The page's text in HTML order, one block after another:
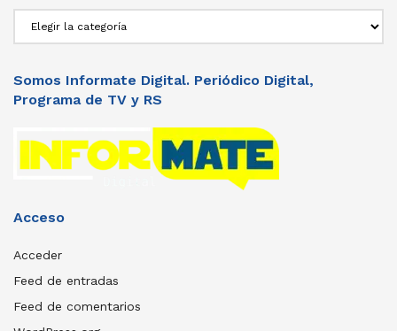
Somos Informate Digital. Periódico Digital,
Programa de TV y RS
Acceso
Acceder
Feed de entradas
Feed de comentarios